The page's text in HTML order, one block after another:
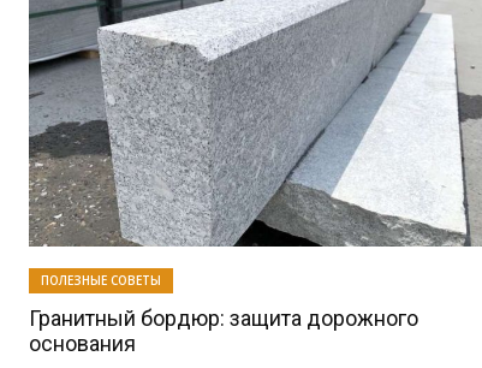
ПОЛЕЗНЫЕ СОВЕТЫ
Гранитный бордюр: защита дорожного
основания